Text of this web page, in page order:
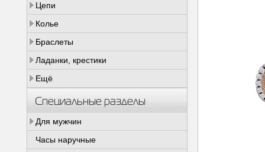
Цепи
Колье
Браслеты
Ладанки, крестики
Ещё
Специальные разделы
Для мужчин
Часы наручные